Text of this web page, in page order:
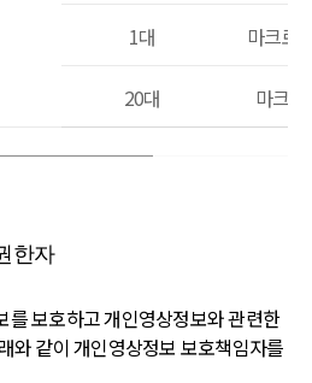
1대 마크로
20대 마크
한자
를 보호하고 개인영상정보와 관련한
와 같이 개인영상정보 보호책임자를